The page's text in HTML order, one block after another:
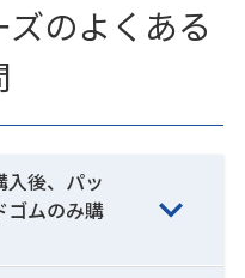
のよくある
入後、パッ
ゴムのみ購